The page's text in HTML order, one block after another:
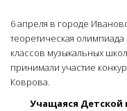
6 апреля в городе
теоретическая
классов музыкальных
принимали участие
Коврова.
Учащаяся